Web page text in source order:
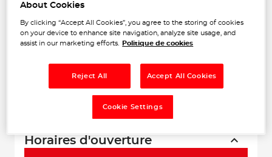
Horaires d'ouverture
Naviguer
About Cookies
By clicking “Accept All Cookies”, you agree to the storing of cookies
on your device to enhance site navigation, analyze site usage, and
assist in our marketing efforts.
Politique de cookies
Reject All Accept All Cookies
Cookie Settings